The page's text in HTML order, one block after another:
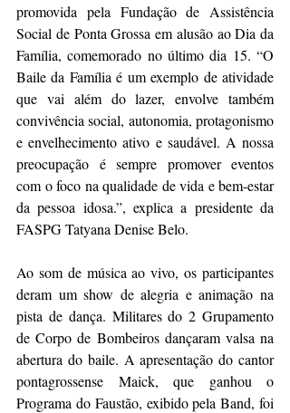
promovida pela Fundação de Assistência
Social de Ponta Grossa em alusão ao Dia da
Família, comemorado no último dia 15. “O
Baile da Família é um exemplo de atividade
que vai além do lazer, envolve também
convivência social, autonomia, protagonismo
e envelhecimento ativo e saudável. A nossa
preocupação é sempre promover eventos
com o foco na qualidade de vida e bem-estar
da pessoa idosa.”, explica a presidente da
FASPG Tatyana Denise Belo.
Ao som de música ao vivo, os participantes
deram um show de alegria e animação na
pista de dança. Militares do 2 Grupamento
de Corpo de Bombeiros dançaram valsa na
abertura do baile. A apresentação do cantor
pontagrossense Maick, que ganhou o
Programa do Faustão, exibido pela Band, foi